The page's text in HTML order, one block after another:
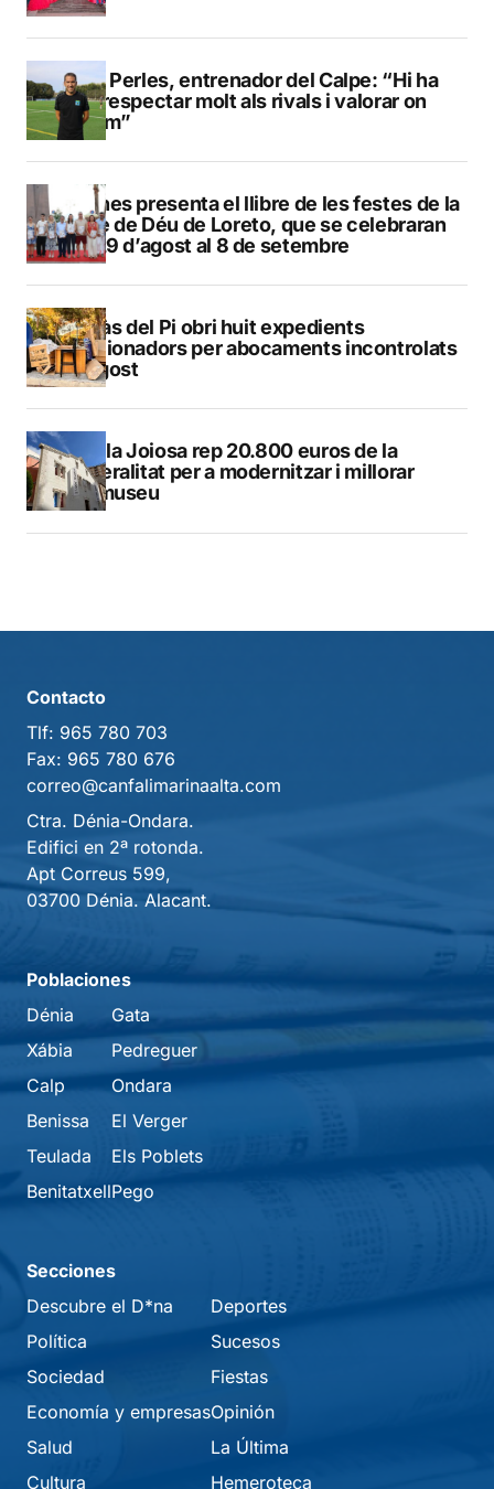
Pere Perles, entrenador del Calpe: “Hi ha
que respectar molt als rivals i valorar on
estem”
Duanes presenta el llibre de les festes de la
Mare de Déu de Loreto, que se celebraran
del 29 d’agost al 8 de setembre
L’Alfàs del Pi obri huit expedients
sancionadors per abocaments incontrolats
a l’agost
La Vila Joiosa rep 20.800 euros de la
Generalitat per a modernitzar i millorar
Vilamuseu
Contacto
Tlf: 965 780 703
Fax: 965 780 676
correo@canfalimarinaalta.com
Ctra. Dénia-Ondara.
Edifici en 2ª rotonda.
Apt Correus 599,
03700 Dénia. Alacant.
Poblaciones
Dénia
Xábia
Calp
Benissa
Teulada
Benitatxell
Gata
Pedreguer
Ondara
El Verger
Els Poblets
Pego
Secciones
Descubre el D*na
Política
Sociedad
Economía y empresas
Salud
Cultura
Deportes
Sucesos
Fiestas
Opinión
La Última
Hemeroteca